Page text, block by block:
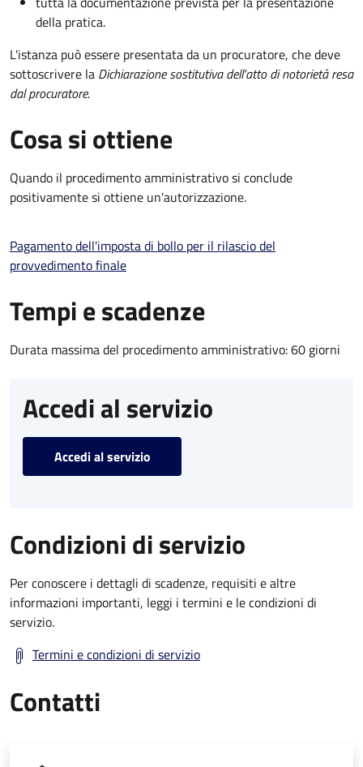
della pratica.
L'istanza può essere presentata da un procuratore, che deve
sottoscrivere la Dichiarazione sostitutiva dell'atto di notorietà resa
dal procuratore.
Cosa si ottiene
Quando il procedimento amministrativo si conclude
positivamente si ottiene un'autorizzazione.
Pagamento dell'imposta di bollo per il rilascio del
provvedimento finale
Tempi e scadenze
Durata massima del procedimento amministrativo: 60 giorni
Accedi al servizio
Accedi al servizio
Condizioni di servizio
Per conoscere i dettagli di scadenze, requisiti e altre
informazioni importanti, leggi i termini e le condizioni di
servizio.
Termini e condizioni di servizio
Contatti